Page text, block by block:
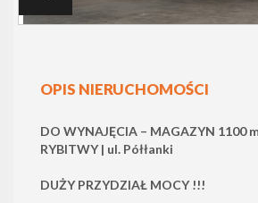
OPIS NIERUCHOMOŚCI
DO WYNAJĘCIA – MAGAZYN 1100
RYBITWY | ul. Półłanki
DUŻY PRZYDZIAŁ MOCY !!!